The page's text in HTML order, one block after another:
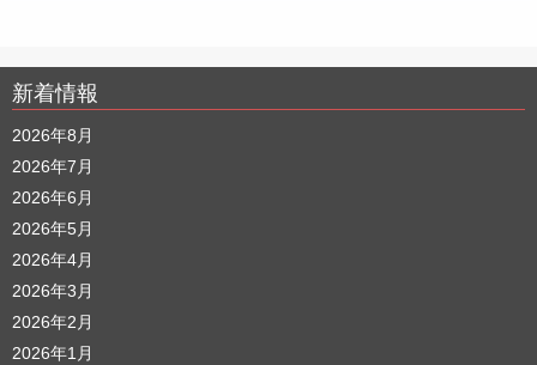
新着情報
2026年8月
2026年7月
2026年6月
2026年5月
2026年4月
2026年3月
2026年2月
2026年1月